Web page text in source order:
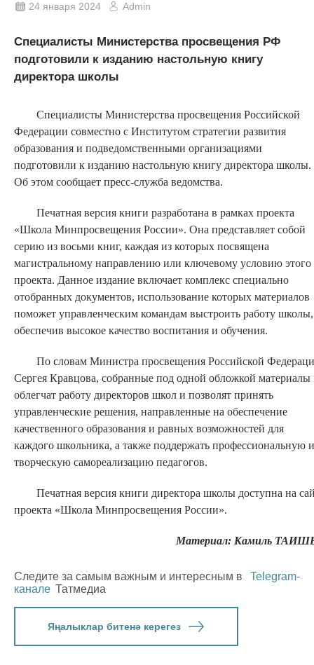
24 января 2024 Admin
Специалисты Министерства просвещения РФ
подготовили к изданию настольную книгу
директора школы
Специалисты Министерства просвещения Российской
Федерации совместно с Институтом стратегии развития
образования и подведомственными организациями
подготовили к изданию настольную книгу директора школы.
Об этом сообщает пресс-служба ведомства.
Печатная версия книги разработана в рамках проекта
«Школа Минпросвещения России». Она представляет собой
серию из восьми книг, каждая из которых посвящена
магистральному направлению или ключевому условию этого
проекта. Данное издание включает комплекс специально
отобранных документов, использование которых материалов
поможет управленческим командам выстроить работу школы,
обеспечив высокое качество воспитания и обучения.
По словам Министра просвещения Российской
Сергея Кравцова, собранные под одной обложкой материалы
облегчат работу директоров школ и позволят принять
управленческие решения, направленные на обеспечение
качественного образования и равных возможностей для
каждого школьника, а также поддержать профессиональную и
творческую самореализацию педагогов.
Печатная версия книги директора школы доступна на
проекта «Школа Минпросвещения России».
Материал: Камиль
Следите за самым важным и интересным в
Telegram-
канале Татмедиа
Яңалыклар битенә керегез